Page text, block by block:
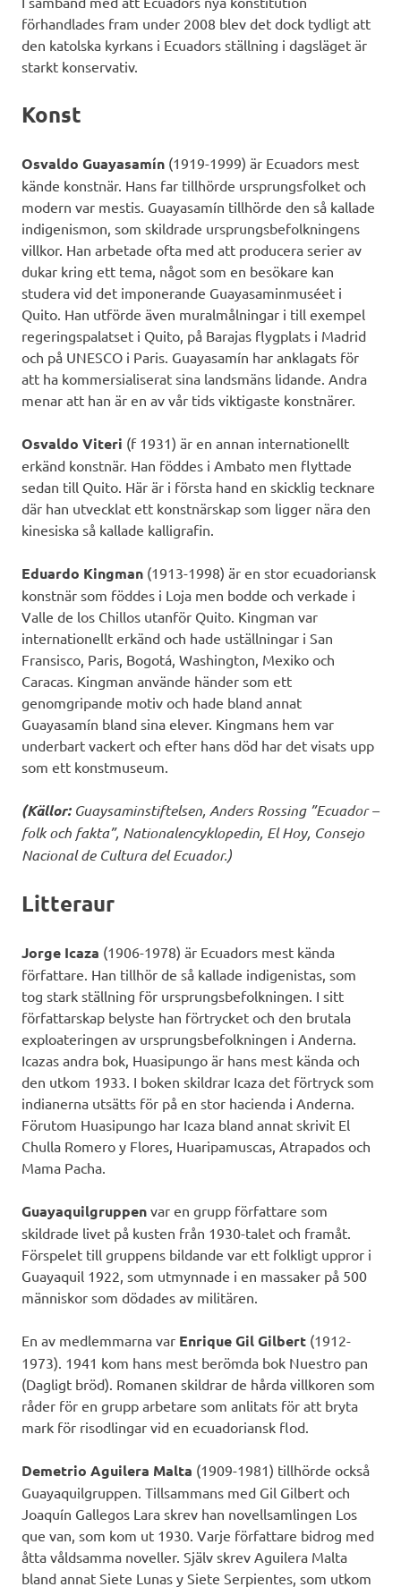
förhandlades fram under 2008 blev det dock tydligt att
den katolska kyrkans i Ecuadors ställning i dagsläget är
starkt konservativ.
Konst
Osvaldo Guayasamín (1919-1999) är Ecuadors mest
kände konstnär. Hans far tillhörde ursprungsfolket och
modern var mestis. Guayasamín tillhörde den så kallade
indigenismon, som skildrade ursprungsbefolkningens
villkor. Han arbetade ofta med att producera serier av
dukar kring ett tema, något som en besökare kan
studera vid det imponerande Guayasaminmuséet i
Quito. Han utförde även muralmålningar i till exempel
regeringspalatset i Quito, på Barajas flygplats i Madrid
och på UNESCO i Paris. Guayasamín har anklagats för
att ha kommersialiserat sina landsmäns lidande. Andra
menar att han är en av vår tids viktigaste konstnärer.
Osvaldo Viteri (f 1931) är en annan internationellt
erkänd konstnär. Han föddes i Ambato men flyttade
sedan till Quito. Här är i första hand en skicklig tecknare
där han utvecklat ett konstnärskap som ligger nära den
kinesiska så kallade kalligrafin.
Eduardo Kingman (1913-1998) är en stor ecuadoriansk
konstnär som föddes i Loja men bodde och verkade i
Valle de los Chillos utanför Quito. Kingman var
internationellt erkänd och hade uställningar i San
Fransisco, Paris, Bogotá, Washington, Mexiko och
Caracas. Kingman använde händer som ett
genomgripande motiv och hade bland annat
Guayasamín bland sina elever. Kingmans hem var
underbart vackert och efter hans död har det visats upp
som ett konstmuseum.
(Källor:Guaysaminstiftelsen, Anders Rossing ”Ecuador –
folk och fakta”, Nationalencyklopedin, El Hoy, Consejo
Nacional de Cultura del Ecuador.)
Litteraur
Jorge Icaza (1906-1978) är Ecuadors mest kända
författare. Han tillhör de så kallade indigenistas, som
tog stark ställning för ursprungsbefolkningen. I sitt
författarskap belyste han förtrycket och den brutala
exploateringen av ursprungsbefolkningen i Anderna.
Icazas andra bok, Huasipungo är hans mest kända och
den utkom 1933. I boken skildrar Icaza det förtryck som
indianerna utsätts för på en stor hacienda i Anderna.
Förutom Huasipungo har Icaza bland annat skrivit El
Chulla Romero y Flores, Huaripamuscas, Atrapados och
Mama Pacha.
Guayaquilgruppen var en grupp författare som
skildrade livet på kusten från 1930-talet och framåt.
Förspelet till gruppens bildande var ett folkligt uppror i
Guayaquil 1922, som utmynnade i en massaker på 500
människor som dödades av militären.
En av medlemmarna var Enrique Gil Gilbert (1912-
1973). 1941 kom hans mest berömda bok Nuestro pan
(Dagligt bröd). Romanen skildrar de hårda villkoren som
råder för en grupp arbetare som anlitats för att bryta
mark för risodlingar vid en ecuadoriansk flod.
Demetrio Aguilera Malta (1909-1981) tillhörde också
Guayaquilgruppen. Tillsammans med Gil Gilbert och
Joaquín Gallegos Lara skrev han novellsamlingen Los
que van, som kom ut 1930. Varje författare bidrog med
åtta våldsamma noveller. Själv skrev Aguilera Malta
bland annat Siete Lunas y Siete Serpientes, som utkom